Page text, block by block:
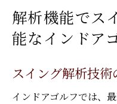
解析機能でス
能なインドア
スイング解析技
インドアゴルフでは、